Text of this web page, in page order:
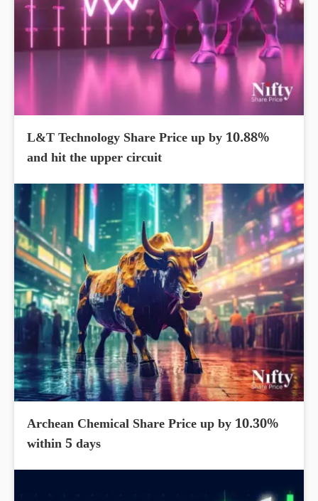
L&T Technology Share Price up by 10.88%
and hit the upper circuit
Archean Chemical Share Price up by 10.30%
within 5 days